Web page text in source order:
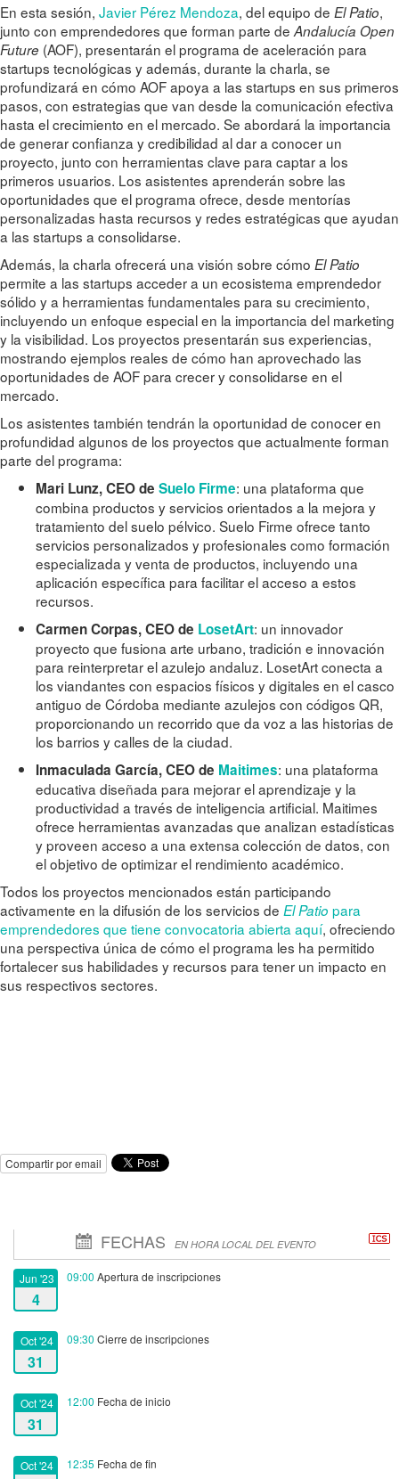
En esta sesión, Javier Pérez Mendoza, del equipo de El Patio,
junto con emprendedores que forman parte de Andalucía Open
Future (AOF), presentarán el programa de aceleración para
startups tecnológicas y además, durante la charla, se
profundizará en cómo AOF apoya a las startups en sus primeros
pasos, con estrategias que van desde la comunicación efectiva
hasta el crecimiento en el mercado. Se abordará la importancia
de generar confianza y credibilidad al dar a conocer un
proyecto, junto con herramientas clave para captar a los
primeros usuarios. Los asistentes aprenderán sobre las
oportunidades que el programa ofrece, desde mentorías
personalizadas hasta recursos y redes estratégicas que ayudan
a las startups a consolidarse.
Además, la charla ofrecerá una visión sobre cómo El Patio
permite a las startups acceder a un ecosistema emprendedor
sólido y a herramientas fundamentales para su crecimiento,
incluyendo un enfoque especial en la importancia del marketing
y la visibilidad. Los proyectos presentarán sus experiencias,
mostrando ejemplos reales de cómo han aprovechado las
oportunidades de AOF para crecer y consolidarse en el
mercado.
Los asistentes también tendrán la oportunidad de conocer en
profundidad algunos de los proyectos que actualmente forman
parte del programa:
Mari Lunz, CEO de Suelo Firme: una plataforma que
combina productos y servicios orientados a la mejora y
tratamiento del suelo pélvico. Suelo Firme ofrece tanto
servicios personalizados y profesionales como formación
especializada y venta de productos, incluyendo una
aplicación específica para facilitar el acceso a estos
recursos.
Carmen Corpas, CEO de LosetArt: un innovador
proyecto que fusiona arte urbano, tradición e innovación
para reinterpretar el azulejo andaluz. LosetArt conecta a
los viandantes con espacios físicos y digitales en el casco
antiguo de Córdoba mediante azulejos con códigos QR,
proporcionando un recorrido que da voz a las historias de
los barrios y calles de la ciudad.
Inmaculada García, CEO de Maitimes: una plataforma
educativa diseñada para mejorar el aprendizaje y la
productividad a través de inteligencia artificial. Maitimes
ofrece herramientas avanzadas que analizan estadísticas
y proveen acceso a una extensa colección de datos, con
el objetivo de optimizar el rendimiento académico.
Todos los proyectos mencionados están participando
activamente en la difusión de los servicios de El Patio para
emprendedores que tiene convocatoria abierta aquí, ofreciendo
una perspectiva única de cómo el programa les ha permitido
fortalecer sus habilidades y recursos para tener un impacto en
sus respectivos sectores.
Compartir por email
FECHAS EN HORA LOCAL DEL EVENTO
Jun '23
4
09:00 Apertura de inscripciones
Oct '24
31
09:30 Cierre de inscripciones
Oct '24
31
12:00 Fecha de inicio
Oct '24 12:35 Fecha de fin